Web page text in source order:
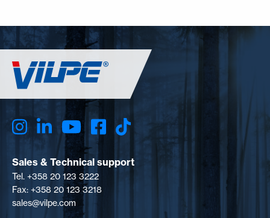
Läbiviik võimaldab paigaldada
VILPE katuseventilaatorid,
väljatõmbetorud,
ventilatsioonitorud ja antennide
läbiviigud. Kasutatakse VILPE
P-seeria katuseventilaatorite ja
ventilatsioonitorudega (Ø 110–
160 mm). Sisaldab: Läbiviik,
aluskatte 2K-tihend, ülemise
ääre tihendikomplekt, alumine
kinnitus, kruvid,
paigaldusjuhend/aluskihi ja
läbiviigu šabloon.
Sales & Technical support
Tel. +358 20 123 3222
Fax: +358 20 123 3218
sales@vilpe.com